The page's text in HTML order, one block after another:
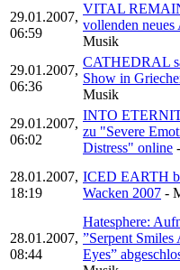
29.01.2007,
06:59
VITAL
vollenden neues
Musik
29.01.2007,
06:36
CATHEDRAL
Show in
Musik
29.01.2007,
06:02
INTO
zu "Severe
Distress" online
28.01.2007,
18:19
ICED EARTH
Wacken 2007 -
28.01.2007,
08:44
Hatesphere:
”Serpent
Eyes”